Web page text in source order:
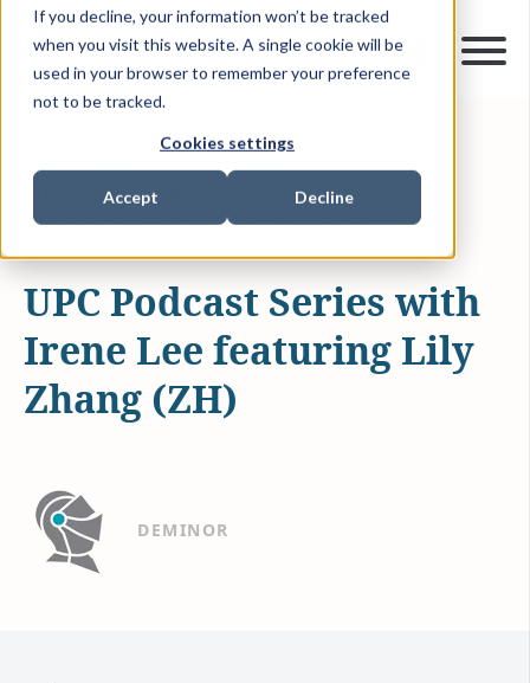
If you decline, your information won’t be tracked
when you visit this website. A single cookie will be
used in your browser to remember your preference
not to be tracked.
Cookies settings
Accept Decline
LITIGATION FUNDING
UNIFIED PATENT COURT
PODCAST
UPC Podcast Series with
Irene Lee featuring Lily
Zhang (ZH)
DEMINOR